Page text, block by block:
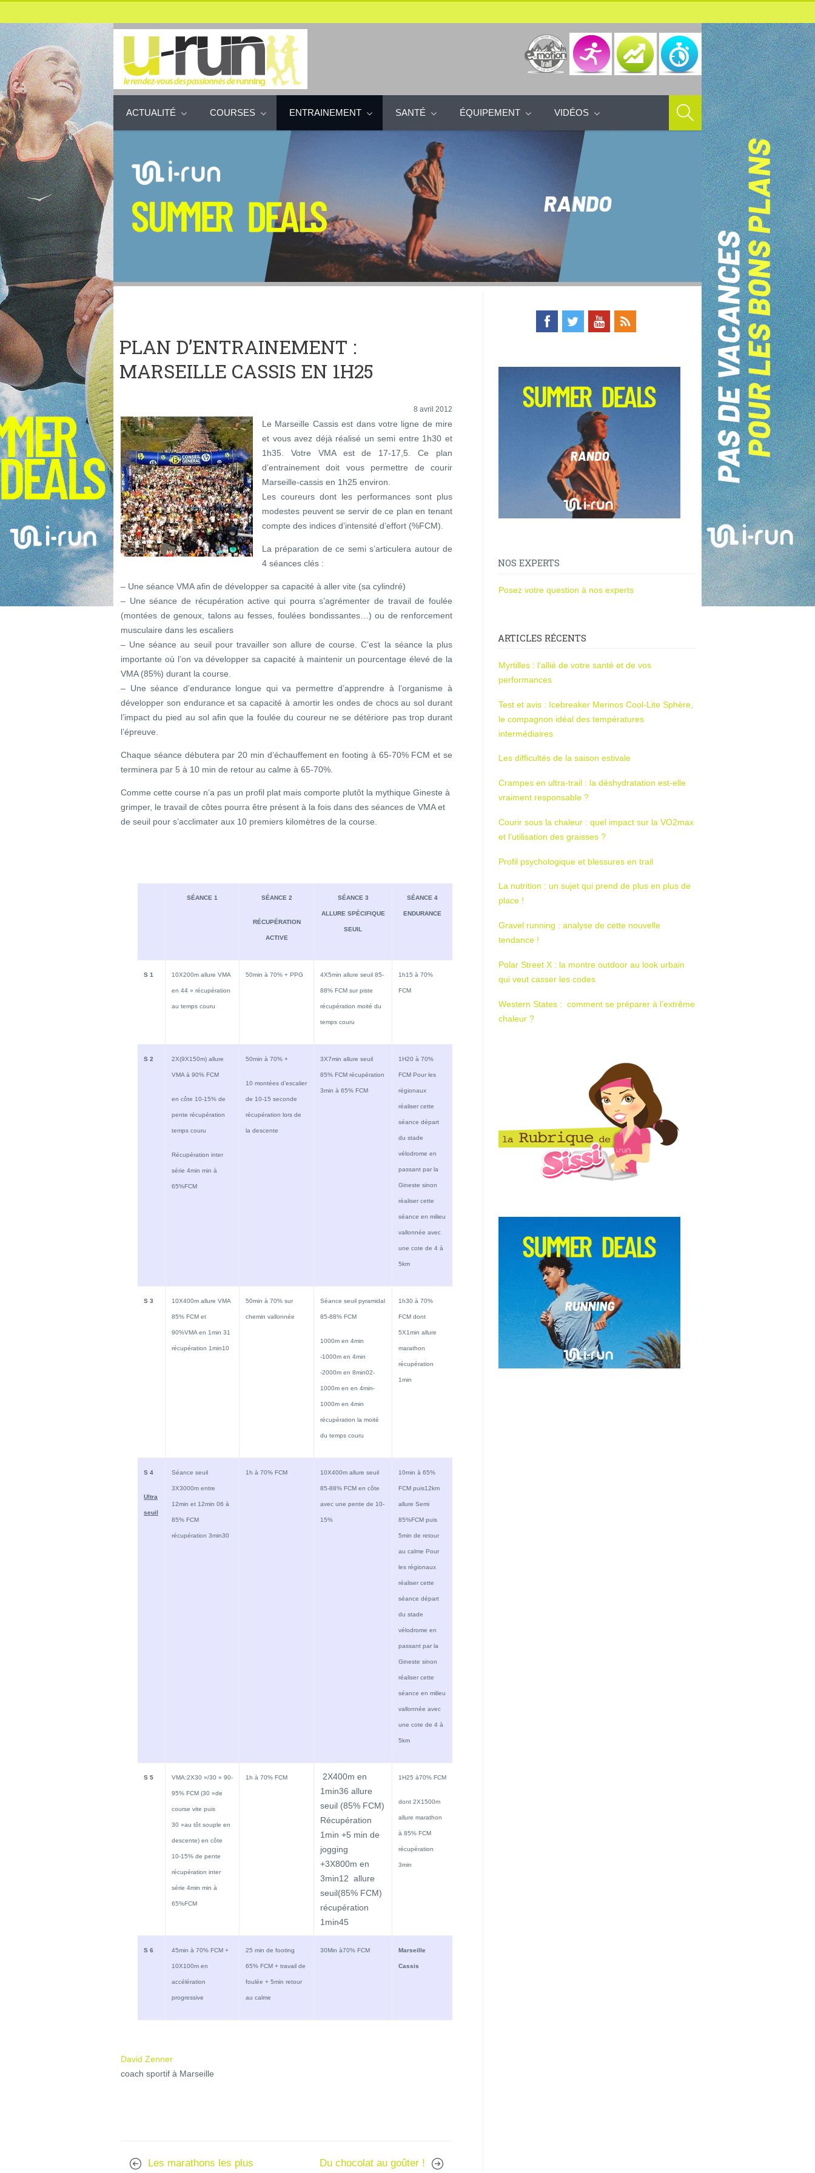
ACTUALITÉ COURSES ENTRAINEMENT SANTÉ ÉQUIPEMENT VIDÉOS
PLAN D’ENTRAINEMENT :
MARSEILLE CASSIS EN 1H25
8 avril 2012
Le Marseille Cassis est dans votre ligne de mire
et vous avez déjà réalisé un semi entre 1h30 et
1h35. Votre VMA est de 17-17,5. Ce plan
d’entrainement doit vous permettre de courir
Marseille-cassis en 1h25 environ.
Les coureurs dont les performances sont plus
modestes peuvent se servir de ce plan en tenant
compte des indices d’intensité d’effort (%FCM).
La préparation de ce semi s’articulera autour de
4 séances clés :
– Une séance VMA afin de développer sa capacité à aller vite (sa cylindré)
– Une séance de récupération active qui pourra s’agrémenter de travail de foulée
(montées de genoux, talons au fesses, foulées bondissantes…) ou de renforcement
musculaire dans les escaliers
– Une séance au seuil pour travailler son allure de course. C’est la séance la plus
importante où l’on va développer sa capacité à maintenir un pourcentage élevé de la
VMA (85%) durant la course.
– Une séance d’endurance longue qui va permettre d’apprendre à l’organisme à
développer son endurance et sa capacité à amortir les ondes de chocs au sol durant
l’impact du pied au sol afin que la foulée du coureur ne se détériore pas trop durant
l’épreuve.
Chaque séance débutera par 20 min d’échauffement en footing à 65-70% FCM et se
terminera par 5 à 10 min de retour au calme à 65-70%.
Comme cette course n’a pas un profil plat mais comporte plutôt la mythique Gineste à
grimper, le travail de côtes pourra être présent à la fois dans des séances de VMA et
de seuil pour s’acclimater aux 10 premiers kilomètres de la course.
SÉANCE 1 SÉANCE 2
RÉCUPÉRATION
ACTIVE
SÉANCE 3
ALLURE SPÉCIFIQUE
SEUIL
SÉANCE 4
ENDURANCE
S 1 10X200m allure VMA
en 44 » récupération
au temps couru
50min à 70% + PPG 4X5min allure seuil 85-
88% FCM sur piste
récupération moité du
temps couru
1h15 à 70%
FCM
S 2 2X(9X150m) allure
VMA à 90% FCM
en côte 10-15% de
pente récupération
temps couru
Récupération inter
série 4min min à
65%FCM
50min à 70% +
10 montées d’escalier
de 10-15 seconde
récupération lors de
la descente
3X7min allure seuil
85% FCM récupération
3min à 65% FCM
1H20 à 70%
FCM Pour les
régionaux
réaliser cette
séance départ
du stade
vélodrome en
passant par la
Gineste sinon
réaliser cette
séance en milieu
vallonnée avec
une cote de 4 à
5km
S 3 10X400m allure VMA
85% FCM et
90%VMA en 1min 31
récupération 1min10
50min à 70% sur
chemin vallonnée
Séance seuil pyramidal
85-88% FCM
1000m en 4min
-1000m en 4min
-2000m en 8min02-
1000m en en 4min-
1000m en 4min
récupération la moité
du temps couru
1h30 à 70%
FCM dont
5X1min allure
marathon
récupération
1min
S 4
Ultra
seuil
Séance seuil
3X3000m entre
12min et 12min 06 à
85% FCM
récupération 3min30
1h à 70% FCM 10X400m allure seuil
85-88% FCM en côte
avec une pente de 10-
15%
10min à 65%
FCM puis12km
allure Semi
85%FCM puis
5min de retour
au calme Pour
les régionaux
réaliser cette
séance départ
du stade
vélodrome en
passant par la
Gineste sinon
réaliser cette
séance en milieu
vallonnée avec
une cote de 4 à
5km
S 5 VMA:2X30 »/30 » 90-
95% FCM (30 »de
course vite puis
30 »au tôt souple en
descente) en côte
10-15% de pente
récupération inter
série 4min min à
65%FCM
1h à 70% FCM
2X400m en
1min36 allure
seuil (85% FCM)
Récupération
1min +5 min de
jogging
+3X800m en
3min12 allure
seuil(85% FCM)
récupération
1min45
1H25 à70% FCM
dont 2X1500m
allure marathon
à 85% FCM
récupération
3min
S 6 45min à 70% FCM +
10X100m en
accélération
progressive
25 min de footing
65% FCM + travail de
foulée + 5min retour
au calme
30Min à70% FCM Marseille
Cassis
David Zenner
coach sportif à Marseille
Les marathons les plus
Du chocolat au goûter !
NOS EXPERTS
Posez votre question à nos experts
ARTICLES RÉCENTS
Myrtilles : l’allié de votre santé et de vos
performances
Test et avis : Icebreaker Merinos Cool-Lite Sphère,
le compagnon idéal des températures
intermédiaires
Les difficultés de la saison estivale
Crampes en ultra-trail : la déshydratation est-elle
vraiment responsable ?
Courir sous la chaleur : quel impact sur la VO2max
et l’utilisation des graisses ?
Profil psychologique et blessures en trail
La nutrition : un sujet qui prend de plus en plus de
place !
Gravel running : analyse de cette nouvelle
tendance !
Polar Street X : la montre outdoor au look urbain
qui veut casser les codes
Western States : comment se préparer à l’extrême
chaleur ?